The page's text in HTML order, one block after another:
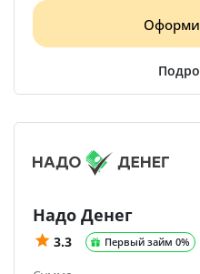
Надо Денег
3.3 Первый займ 0%